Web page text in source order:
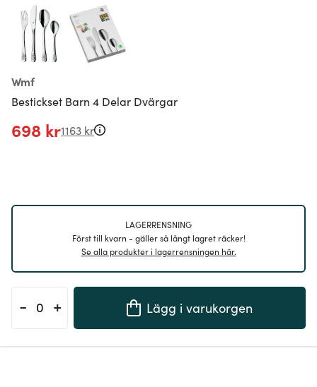
Wmf
Bestickset Barn 4 Delar Dvärgar
698 kr1163 kr
LAGERRENSNING
Först till kvarn - gäller så långt lagret räcker!
Se alla produkter i lagerrensningen här.
- + Lägg i varukorgen